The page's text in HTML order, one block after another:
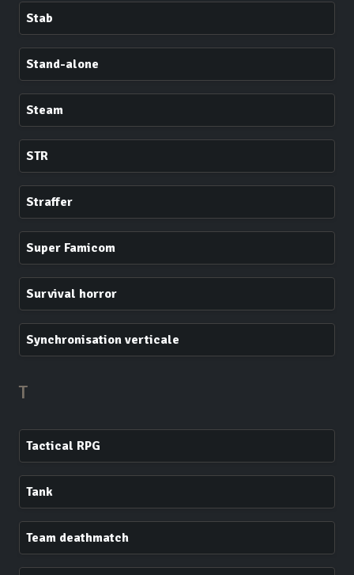
Stab
Stand-alone
Steam
STR
Straffer
Super Famicom
Survival horror
Synchronisation verticale
T
Tactical RPG
Tank
Team deathmatch